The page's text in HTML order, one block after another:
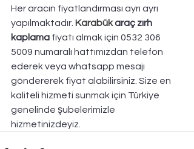
Her aracın fiyatlandırması ayrı ayrı
yapılmaktadır. Karabük araç zırh
kaplama fiyatı almak için 0532 306
5009 numaralı hattımızdan telefon
ederek veya whatsapp mesajı
göndererek fiyat alabilirsiniz. Size en
kaliteli hizmeti sunmak için Türkiye
genelinde şubelerimizle
hizmetinizdeyiz.